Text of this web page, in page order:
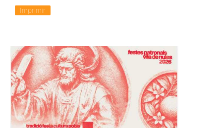
Imprimir